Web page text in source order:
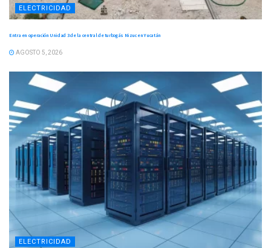
ELECTRICIDAD
Entra en operación Unidad 3 de la central de turbogás Nizuc en Yucatán
AGOSTO 5, 2026
ELECTRICIDAD